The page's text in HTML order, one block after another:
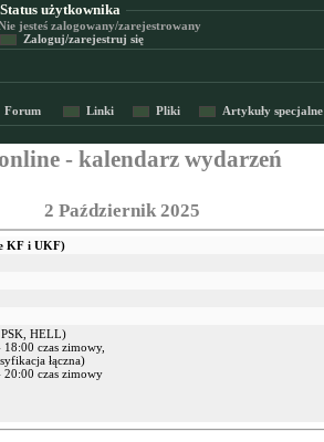
Status użytkownika
jesteś zalogowany/zarejestrowany
Zaloguj/zarejestruj się
Forum Linki Pliki Artykuły specjalne
- kalendarz wydarzeń
2 Październik 2025
KF i UKF)
PSK, HELL)
czas zimowy,
łączna)
20:00 czas zimowy